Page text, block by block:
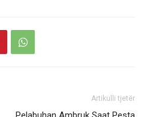
Artikulli tjetër